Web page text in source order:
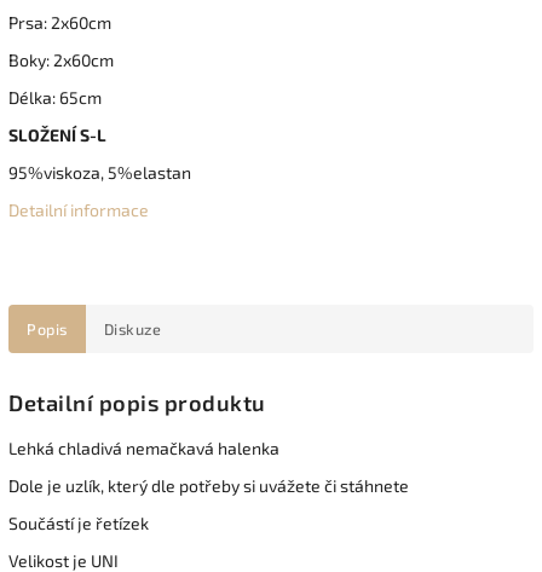
Prsa: 2x60cm
Boky: 2x60cm
Délka: 65cm
SLOŽENÍ S-L
95%viskoza, 5%elastan
Detailní informace
Popis Diskuze
Detailní popis produktu
Lehká chladivá nemačkavá halenka
Dole je uzlík, který dle potřeby si uvážete či stáhnete
Součástí je řetízek
Velikost je UNI